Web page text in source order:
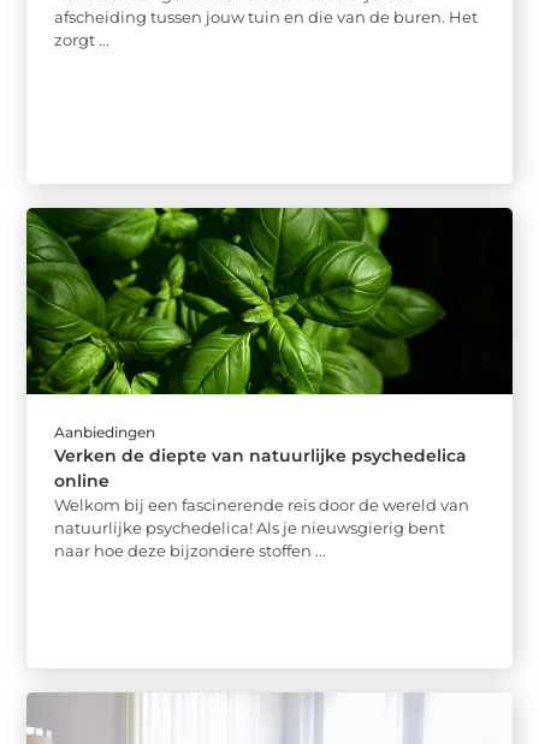
afscheiding tussen jouw tuin en die van de buren. Het
zorgt ...
Aanbiedingen
Verken de diepte van natuurlijke psychedelica
online
Welkom bij een fascinerende reis door de wereld van
natuurlijke psychedelica! Als je nieuwsgierig bent
naar hoe deze bijzondere stoffen ...